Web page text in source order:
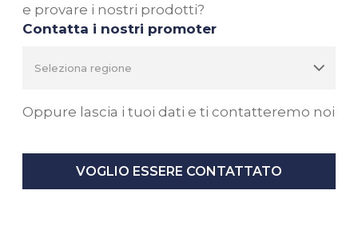
e provare i nostri prodotti?
Contatta i nostri promoter
Oppure lascia i tuoi dati e ti contatteremo noi
VOGLIO ESSERE CONTATTATO